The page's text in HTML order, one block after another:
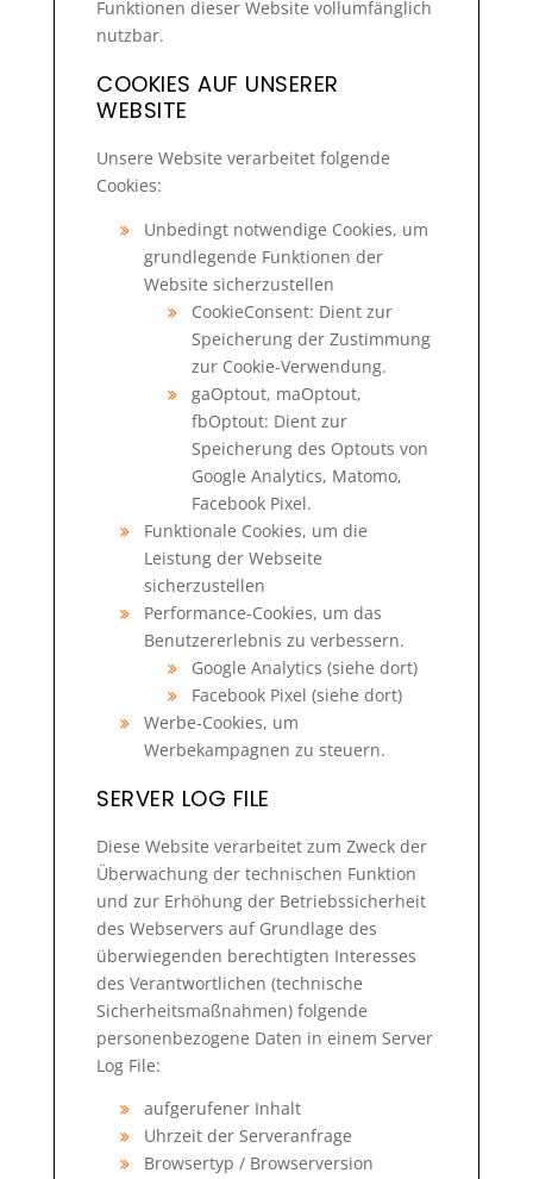
Funktionen dieser Website vollumfänglich
nutzbar.
COOKIES AUF UNSERER
WEBSITE
Unsere Website verarbeitet folgende
Cookies:
Unbedingt notwendige Cookies, um
grundlegende Funktionen der
Website sicherzustellen
CookieConsent: Dient zur
Speicherung der Zustimmung
zur Cookie-Verwendung.
gaOptout, maOptout,
fbOptout: Dient zur
Speicherung des Optouts von
Google Analytics, Matomo,
Facebook Pixel.
Funktionale Cookies, um die
Leistung der Webseite
sicherzustellen
Performance-Cookies, um das
Benutzererlebnis zu verbessern.
Google Analytics (siehe dort)
Facebook Pixel (siehe dort)
Werbe-Cookies, um
Werbekampagnen zu steuern.
SERVER LOG FILE
Diese Website verarbeitet zum Zweck der
Überwachung der technischen Funktion
und zur Erhöhung der Betriebssicherheit
des Webservers auf Grundlage des
überwiegenden berechtigten Interesses
des Verantwortlichen (technische
Sicherheitsmaßnahmen) folgende
personenbezogene Daten in einem Server
Log File:
aufgerufener Inhalt
Uhrzeit der Serveranfrage
Browsertyp / Browserversion